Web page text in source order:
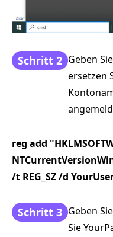
Schritt 2 Geben
ersetzen
reg add
/t REG_SZ /d
Schritt 3 Geben
Sie